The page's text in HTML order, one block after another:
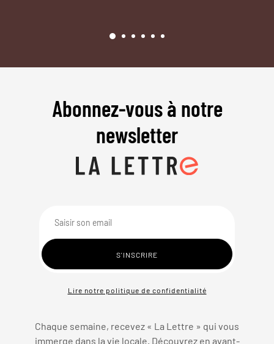
Abonnez-vous à notre
newsletter
Lire notre politique de confidentialité
Chaque semaine, recevez « La Lettre » qui vous
immerge dans la vie locale. Découvrez en avant-